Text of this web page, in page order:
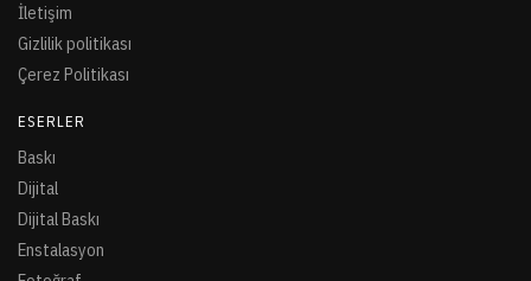
İletişim
Gizlilik politikası
Çerez Politikası
ESERLER
Baskı
Dijital
Dijital Baskı
Enstalasyon